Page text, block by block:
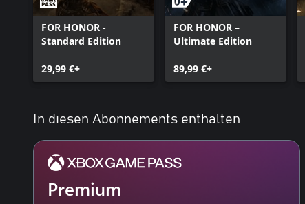
FOR HONOR -
Standard Edition
29,99 €+
FOR HONOR –
Ultimate Edition
89,99 €+
In diesen Abonnements enthalten
Premium